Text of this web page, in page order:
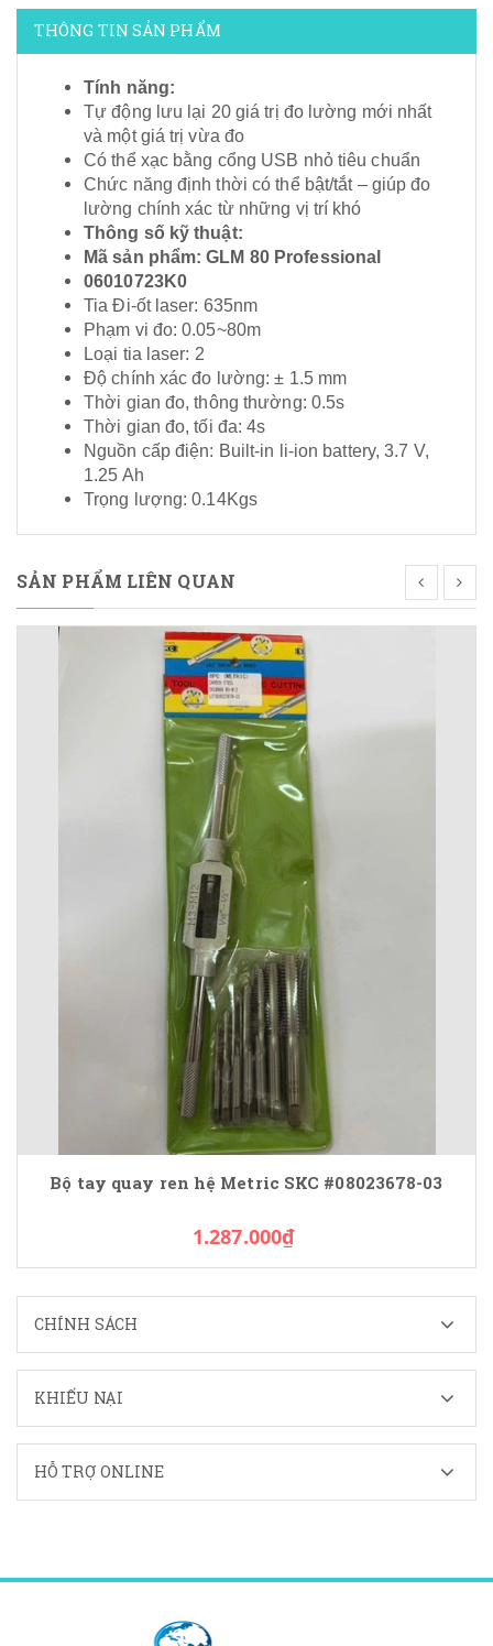
THÔNG TIN SẢN PHẨM
Tính năng:
Tự động lưu lại 20 giá trị đo lường mới nhất
và một giá trị vừa đo
Có thể xạc bằng cổng USB nhỏ tiêu chuẩn
Chức năng định thời có thể bật/tắt – giúp đo
lường chính xác từ những vị trí khó
Thông số kỹ thuật:
Mã sản phẩm: GLM 80 Professional
06010723K0
Tia Đi-ốt laser: 635nm
Phạm vi đo: 0.05~80m
Loại tia laser: 2
Độ chính xác đo lường: ± 1.5 mm
Thời gian đo, thông thường: 0.5s
Thời gian đo, tối đa: 4s
Nguồn cấp điện: Built-in li-ion battery, 3.7 V,
1.25 Ah
Trọng lượng: 0.14Kgs
SẢN PHẨM LIÊN QUAN
Bộ tay quay ren hệ Metric SKC #08023678-03
1.287.000₫
CHÍNH SÁCH
KHIẾU NẠI
HỖ TRỢ ONLINE